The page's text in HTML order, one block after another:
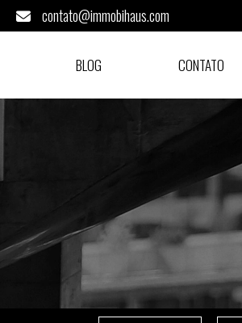
contato@immobihaus.com
BLOG CONTATO